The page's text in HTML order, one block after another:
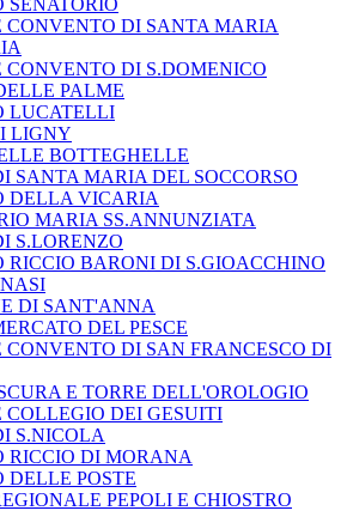
SENATORIO
CONVENTO DI SANTA MARIA
CONVENTO DI S.DOMENICO
PALME
LUCATELLI
LIGNY
BOTTEGHELLE
SANTA MARIA DEL SOCCORSO
DELLA VICARIA
MARIA SS.ANNUNZIATA
S.LORENZO
RICCIO BARONI DI S.GIOACCHINO
DI SANT'ANNA
DEL PESCE
CONVENTO DI SAN FRANCESCO DI
E TORRE DELL'OROLOGIO
COLLEGIO DEI GESUITI
S.NICOLA
RICCIO DI MORANA
DELLE POSTE
PEPOLI E CHIOSTRO